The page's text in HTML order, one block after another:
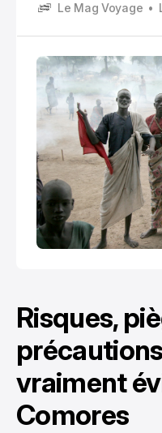
fiables, autorisations
Le Mag Voyage
Risques,
vraiment
Comores